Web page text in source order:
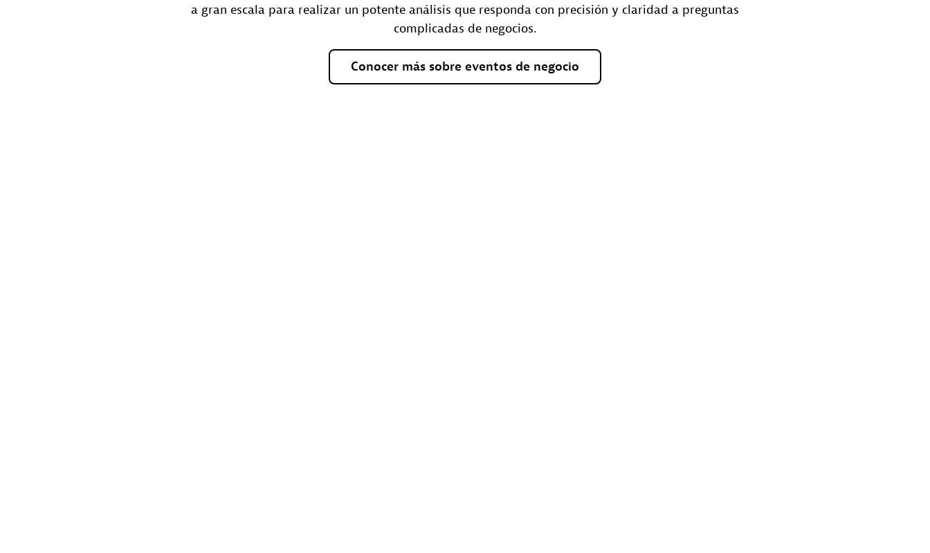
a gran escala para realizar un potente análisis que responda con precisión y claridad a preguntas
complicadas de negocios.
Conocer más sobre eventos de negocio